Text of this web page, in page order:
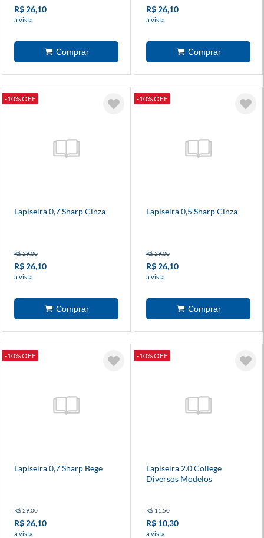
R$ 26,10
à vista
R$ 26,10
à vista
-10% OFF
Lapiseira 0,7 Sharp Cinza
R$ 29,00
R$ 26,10
à vista
-10% OFF
Lapiseira 0,5 Sharp Cinza
R$ 29,00
R$ 26,10
à vista
-10% OFF
Lapiseira 0,7 Sharp Bege
R$ 29,00
R$ 26,10
à vista
-10% OFF
Lapiseira 2.0 College
Diversos Modelos
R$ 11,50
R$ 10,30
à vista